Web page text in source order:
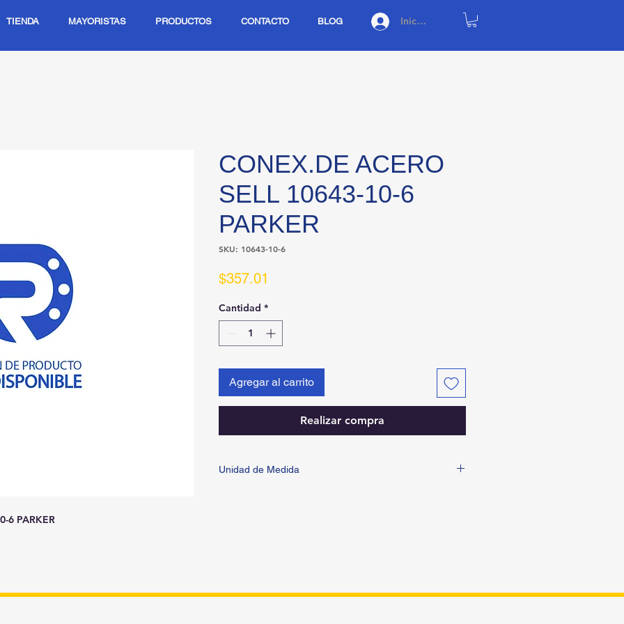
TIENDA MAYORISTAS PRODUCTOS CONTACTO BLOG Iniciar sesión
6 PARKER
CONEX.DE ACERO
SELL 10643-10-6
PARKER
SKU: 10643-10-6
$357.01
Cantidad *
Agregar al carrito
Realizar compra
Unidad de Medida